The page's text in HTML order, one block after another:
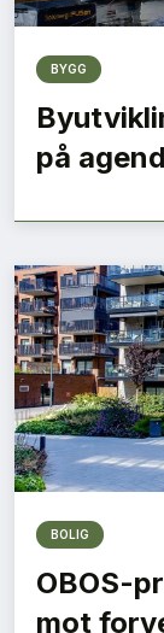
BYGG
på
BOLIG
OBOS-
mot